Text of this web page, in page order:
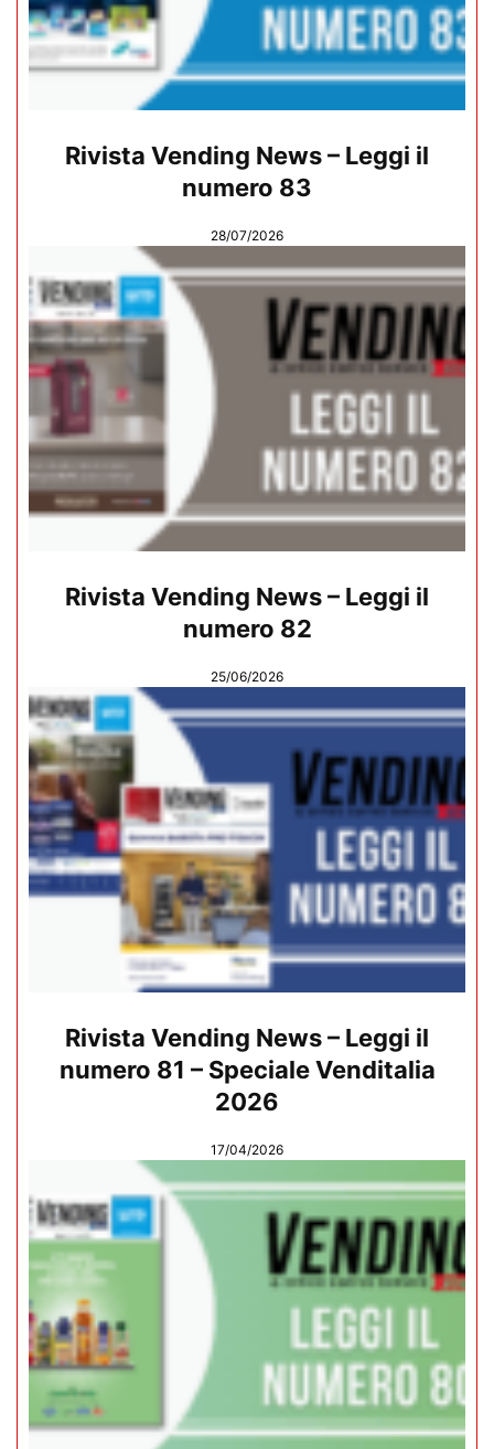
Rivista Vending News – Leggi il
numero 83
28/07/2026
Rivista Vending News – Leggi il
numero 82
25/06/2026
Rivista Vending News – Leggi il
numero 81 – Speciale Venditalia
2026
17/04/2026